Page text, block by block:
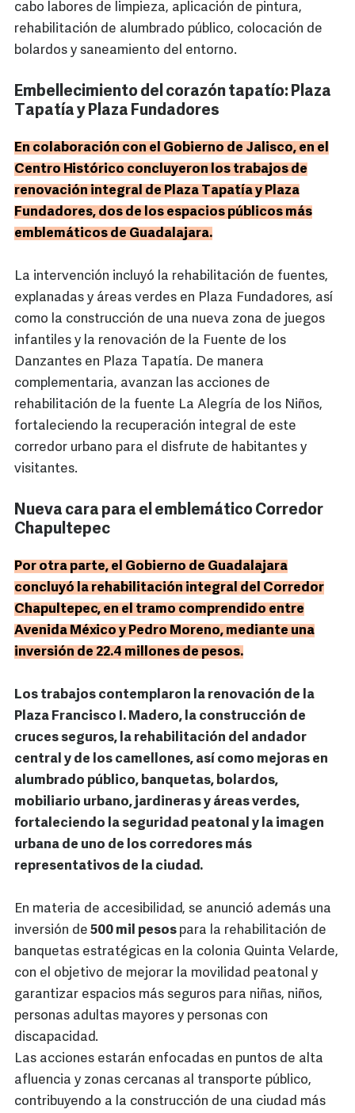
cabo labores de limpieza, aplicación de pintura,
rehabilitación de alumbrado público, colocación de
bolardos y saneamiento del entorno.
Embellecimiento del corazón tapatío: Plaza
Tapatía y Plaza Fundadores
En colaboración con el Gobierno de Jalisco, en el
Centro Histórico concluyeron los trabajos de
renovación integral de Plaza Tapatía y Plaza
Fundadores, dos de los espacios públicos más
emblemáticos de Guadalajara.
La intervención incluyó la rehabilitación de fuentes,
explanadas y áreas verdes en Plaza Fundadores, así
como la construcción de una nueva zona de juegos
infantiles y la renovación de la Fuente de los
Danzantes en Plaza Tapatía. De manera
complementaria, avanzan las acciones de
rehabilitación de la fuente La Alegría de los Niños,
fortaleciendo la recuperación integral de este
corredor urbano para el disfrute de habitantes y
visitantes.
Nueva cara para el emblemático Corredor
Chapultepec
Por otra parte, el Gobierno de Guadalajara
concluyó la rehabilitación integral del Corredor
Chapultepec, en el tramo comprendido entre
Avenida México y Pedro Moreno, mediante una
inversión de 22.4 millones de pesos.
Los trabajos contemplaron la renovación de la
Plaza Francisco I. Madero, la construcción de
cruces seguros, la rehabilitación del andador
central y de los camellones, así como mejoras en
alumbrado público, banquetas, bolardos,
mobiliario urbano, jardineras y áreas verdes,
fortaleciendo la seguridad peatonal y la imagen
urbana de uno de los corredores más
representativos de la ciudad.
En materia de accesibilidad, se anunció además una
inversión de 500 mil pesos para la rehabilitación de
banquetas estratégicas en la colonia Quinta Velarde,
con el objetivo de mejorar la movilidad peatonal y
garantizar espacios más seguros para niñas, niños,
personas adultas mayores y personas con
discapacidad.
Las acciones estarán enfocadas en puntos de alta
afluencia y zonas cercanas al transporte público,
contribuyendo a la construcción de una ciudad más